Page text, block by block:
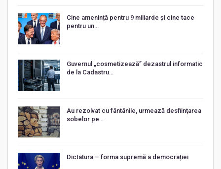
Cine amenință pentru 9 miliarde și cine tace
pentru un…
Guvernul „cosmetizează” dezastrul informatic
de la Cadastru…
Au rezolvat cu fântânile, urmează desființarea
sobelor pe…
Dictatura – forma supremă a democrației